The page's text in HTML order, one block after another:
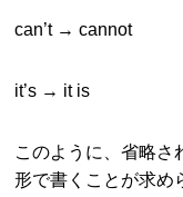
can’t → cannot
it’s → it is
このように、省略さ
形で書くことが求め